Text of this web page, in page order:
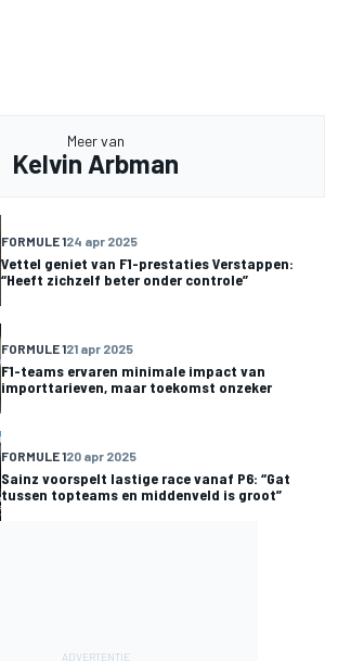
Meer van
Kelvin Arbman
FORMULE 124 apr 2025
Vettel geniet van F1-prestaties Verstappen:
“Heeft zichzelf beter onder controle”
FORMULE 121 apr 2025
F1-teams ervaren minimale impact van
importtarieven, maar toekomst onzeker
FORMULE 120 apr 2025
Sainz voorspelt lastige race vanaf P6: “Gat
tussen topteams en middenveld is groot”